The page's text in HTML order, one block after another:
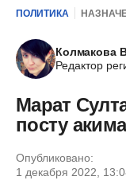
ПОЛИТИКА
Колмакова
Редактор
Марат
посту
Опубликовано:
1 декабря 2022,